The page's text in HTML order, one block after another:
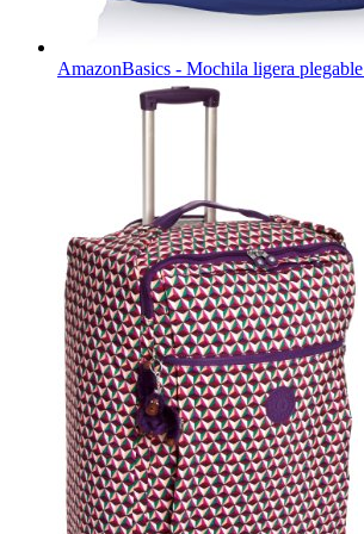
AmazonBasics - Mochila ligera plegable